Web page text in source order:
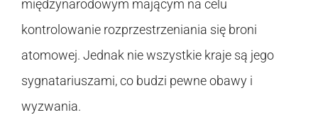
międzynarodowym mającym na celu
kontrolowanie rozprzestrzeniania się broni
atomowej. Jednak nie wszystkie kraje są jego
sygnatariuszami, co budzi pewne obawy i
wyzwania.